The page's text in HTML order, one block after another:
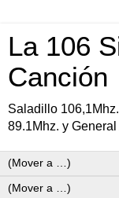
La 106
Canción
Saladillo
89.1Mhz. y